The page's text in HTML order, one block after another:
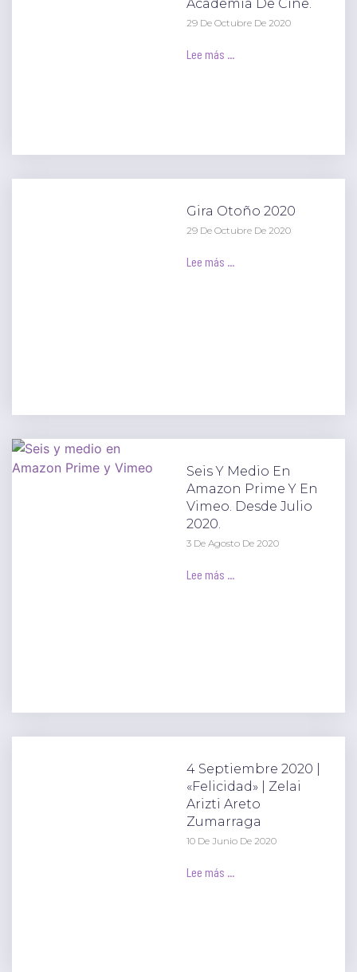
Academia De Cine.
29 De Octubre De 2020
Lee más ...
Gira Otoño 2020
29 De Octubre De 2020
Lee más ...
Seis Y Medio En
Amazon Prime Y En
Vimeo. Desde Julio
2020.
3 De Agosto De 2020
Lee más ...
4 Septiembre 2020 |
«Felicidad» | Zelai
Arizti Areto
Zumarraga
10 De Junio De 2020
Lee más ...